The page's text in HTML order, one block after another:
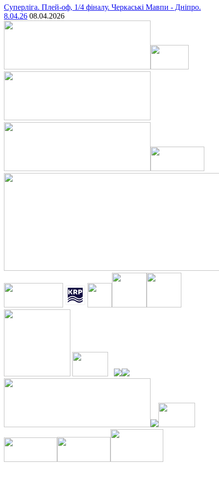
Суперліга. Плей-оф, 1/4 фіналу. Черкаські Мавпи - Дніпро.
8.04.26 08.04.2026